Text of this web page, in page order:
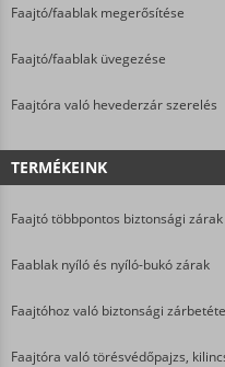
Faajtó/faablak megerősítése
Faajtó/faablak üvegezése
Faajtóra való hevederzár szerelés
TERMÉKEINK
Faajtó többpontos biztonsági
Faablak nyíló és nyíló-bukó zárak
Faajtóhoz való biztonsági
Faajtóra való törésvédőpajzs,